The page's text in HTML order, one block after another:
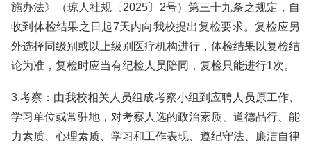
施办法》（琼人社规〔2025〕2号）第三十九条之规定，自
收到体检结果之日起7天内向我校提出复检要求。复检应另
外选择同级别或以上级别医疗机构进行，体检结果以复检结
论为准，复检时应当有纪检人员陪同，复检只能进行1次。
3.考察：由我校相关人员组成考察小组到应聘人员原工作、
学习单位或常驻地，对考察人选的政治素质、道德品行、能
力素质、心理素质、学习和工作表现、遵纪守法、廉洁自律